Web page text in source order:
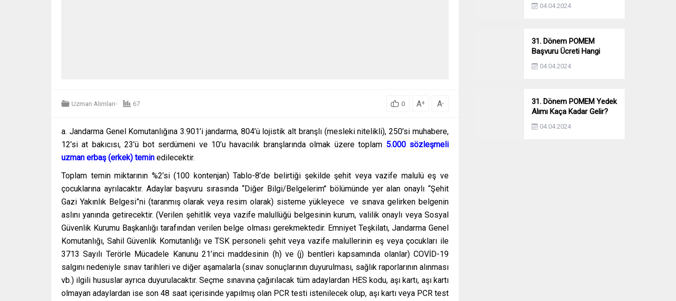
Uzman Alımları 67 0 A+ A-
a. Jandarma Genel Komutanlığına 3.901’i jandarma, 804’ü lojistik alt branşlı (mesleki nitelikli), 250’si muhabere,
12’si at bakıcısı, 23’ü bot serdümeni ve 10’u havacılık branşlarında olmak üzere toplam 5.000 sözleşmeli
uzman erbaş (erkek) temin edilecektir.
Toplam temin miktarının %2’si (100 kontenjan) Tablo-8’de belirtiği şekilde şehit veya vazife malulü eş ve
çocuklarına ayrılacaktır. Adaylar başvuru sırasında ‘‘Diğer Bilgi/Belgelerim’’ bölümünde yer alan onaylı “Şehit
Gazi Yakınlık Belgesi”ni (taranmış olarak veya resim olarak) sisteme yükleyece ve sınava gelirken belgenin
aslını yanında getirecektir. (Verilen şehitlik veya vazife malullüğü belgesinin kurum, valilik onaylı veya Sosyal
Güvenlik Kurumu Başkanlığı tarafından verilen belge olması gerekmektedir. Emniyet Teşkilatı, Jandarma Genel
Komutanlığı, Sahil Güvenlik Komutanlığı ve TSK personeli şehit veya vazife malullerinin eş veya çocukları ile
3713 Sayılı Terörle Mücadele Kanunu 21’inci maddesinin (h) ve (j) bentleri kapsamında olanlar) COVİD-19
salgını nedeniyle sınav tarihleri ve diğer aşamalarla (sınav sonuçlarının duyurulması, sağlık raporlarının alınması
vb.) ilgili hususlar ayrıca duyurulacaktır. Seçme sınavına çağırılacak tüm adaylardan HES kodu, aşı kartı, aşı kartı
olmayan adaylardan ise son 48 saat içerisinde yapılmış olan PCR testi istenilecek olup, aşı kartı veya PCR test
04.04.2024
31. Dönem POMEM
Başvuru Ücreti Hangi
Bankaya Yatırılacak?
04.04.2024
31. Dönem POMEM Yedek
Alımı Kaça Kadar Gelir?
Yıllara Göre Yedek Alımı
04.04.2024